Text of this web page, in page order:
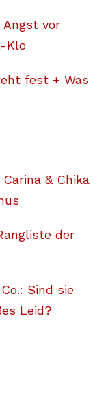
Angst vor
Klo
fest + Was
& Chika
der
Sind sie
Leid?